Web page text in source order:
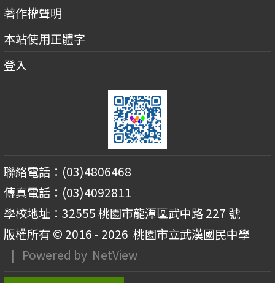
著作權聲明
本站使用正體字
登入
聯絡電話：(03)4806468
傳真電話：(03)4092811
學校地址：32555 桃園市龍潭區武中路 227 號
版權所有 © 2016 - 2026 桃園市立武漢國民中學
| Powered by NetView